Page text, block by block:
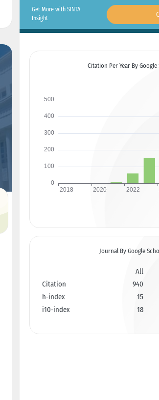
Get More with SINTA
Insight
Citation Per Year By
Journal By Google
All
Citation
940
h-index
15
i10-index
18